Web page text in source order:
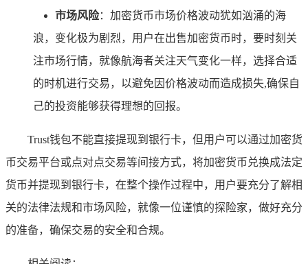
市场风险：加密货币市场价格波动犹如汹涌的海
浪，变化极为剧烈，用户在出售加密货币时，要时刻关
注市场行情，就像航海者关注天气变化一样，选择合适
的时机进行交易，以避免因价格波动而造成损失,确保自
己的投资能够获得理想的回报。
Trust钱包不能直接提现到银行卡，但用户可以通过加密货
币交易平台或点对点交易等间接方式，将加密货币兑换成法定
货币并提现到银行卡，在整个操作过程中，用户要充分了解相
关的法律法规和市场风险，就像一位谨慎的探险家，做好充分
的准备，确保交易的安全和合规。